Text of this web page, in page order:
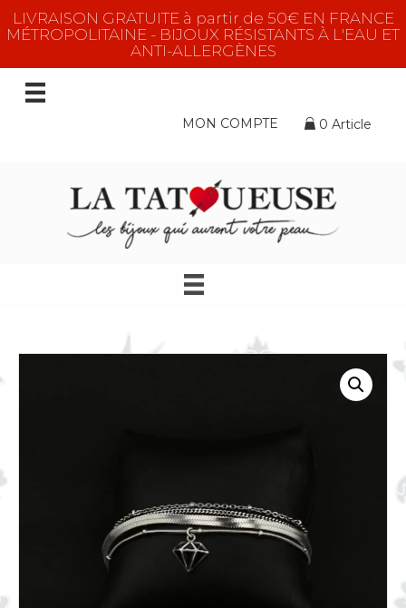
LIVRAISON GRATUITE à partir de 50€ EN FRANCE
MÉTROPOLITAINE - BIJOUX RÉSISTANTS À L'EAU ET
ANTI-ALLERGÈNES
MON COMPTE 0 Article